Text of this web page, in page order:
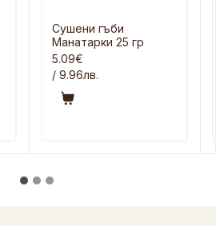
Сушени гъби
Манатарки 25 гр
5.09€
/ 9.96лв.